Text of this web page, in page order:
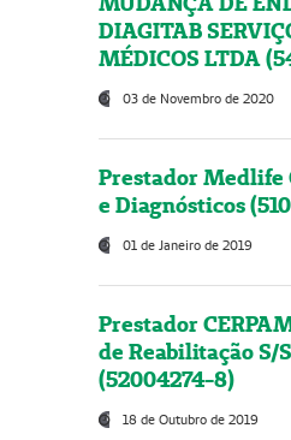
DIAGITAB
MÉDICOS LTDA
03 de Novembro de 2020
Prestador Medlife
e Diagnósticos
01 de Janeiro de 2019
Prestador
de Reabilitação S/
(52004274-8)
18 de Outubro de 2019